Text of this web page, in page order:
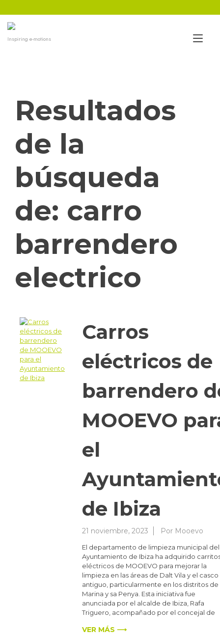
al
contenido
Inspiring e-motions
Resultados
de la
búsqueda
de: carro
barrendero
electrico
Carros
eléctricos de
barrendero
MOOEVO
el
de Ibiza
21 noviembre, 2023 Por Mooevo
El departamento de limpieza municipal del
Ayuntamiento de Ibiza ha adquirido
eléctricos de MOOEVO para mejorar la
limpieza en las áreas de Dalt Vila y el casco
antiguo, particularmente en los distritos de
Marina y sa Penya. Esta iniciativa fue
anunciada por el alcalde de Ibiza, Rafa
Triguero, acompañado por el concejal de
VER MÁS ⟶